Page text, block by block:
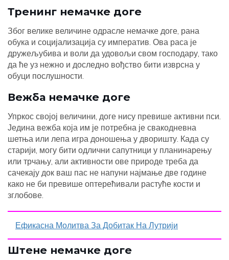
Тренинг немачке доге
Због велике величине одрасле немачке доге, рана
обука и социјализација су императив. Ова раса је
дружељубива и воли да удовољи свом господару, тако
да ће уз нежно и доследно вођство бити изврсна у
обуци послушности.
Вежба немачке доге
Упркос својој величини, доге нису превише активни пси.
Једина вежба која им је потребна је свакодневна
шетња или лепа игра доношења у дворишту. Када су
старији, могу бити одлични сапутници у планинарењу
или трчању, али активности ове природе треба да
сачекају док ваш пас не напуни најмање две године
како не би превише оптерећивали растуће кости и
зглобове.
Ефикасна Молитва За Добитак На Лутрији
Штене немачке доге